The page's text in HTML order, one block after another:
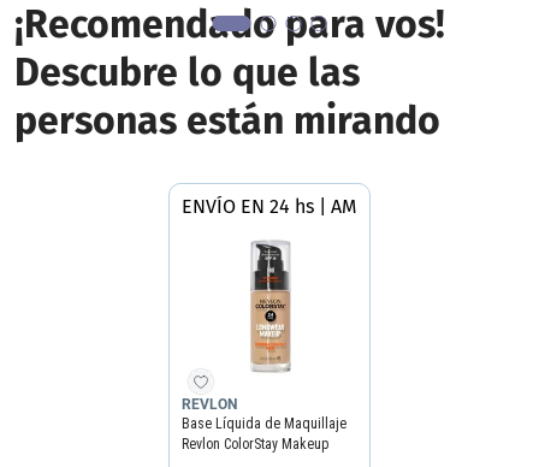
¡Recomendado para vos!
Descubre lo que las
personas están mirando
ENVÍO EN 24 hs | AMBA
REVLON
Base Líquida de Maquillaje
Revlon ColorStay Makeup